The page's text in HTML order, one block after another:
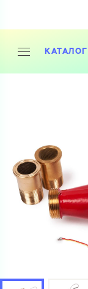
КАТАЛОГ